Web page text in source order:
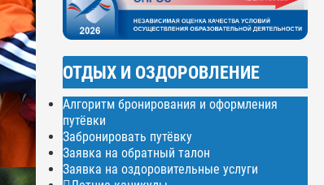
ОТДЫХ И ОЗДОРОВЛЕНИЕ
Алгоритм бронирования и оформления
путёвки
Забронировать путёвку
Заявка на обратный талон
Заявка на оздоровительные услуги